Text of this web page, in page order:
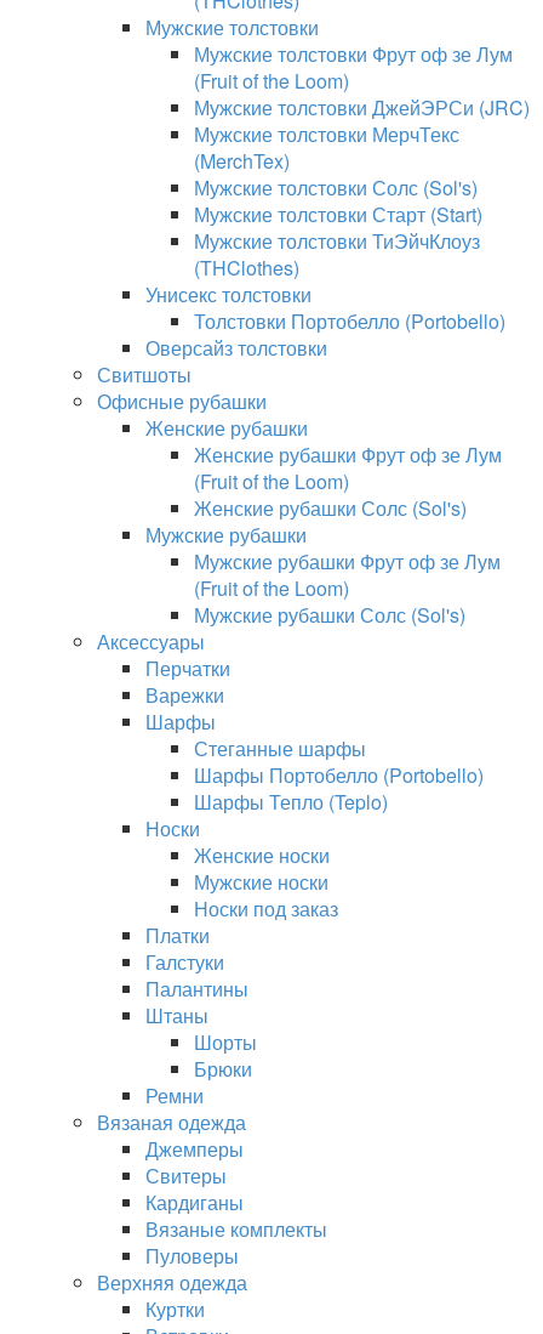
Мужские толстовки
Мужские толстовки Фрут оф зе Лум
(Fruit of the Loom)
Мужские толстовки ДжейЭРСи (JRC)
Мужские толстовки МерчТекс
(MerchTex)
Мужские толстовки Солс (Sol's)
Мужские толстовки Старт (Start)
Мужские толстовки ТиЭйчКлоуз
(THClothes)
Унисекс толстовки
Толстовки Портобелло (Portobello)
Оверсайз толстовки
Свитшоты
Офисные рубашки
Женские рубашки
Женские рубашки Фрут оф зе Лум
(Fruit of the Loom)
Женские рубашки Солс (Sol's)
Мужские рубашки
Мужские рубашки Фрут оф зе Лум
(Fruit of the Loom)
Мужские рубашки Солс (Sol's)
Аксессуары
Перчатки
Варежки
Шарфы
Стеганные шарфы
Шарфы Портобелло (Portobello)
Шарфы Тепло (Teplo)
Носки
Женские носки
Мужские носки
Носки под заказ
Платки
Галстуки
Палантины
Штаны
Шорты
Брюки
Ремни
Вязаная одежда
Джемперы
Свитеры
Кардиганы
Вязаные комплекты
Пуловеры
Верхняя одежда
Куртки